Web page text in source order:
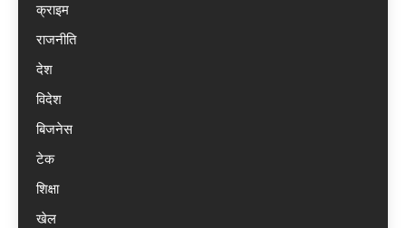
क्राइम
राजनीति
देश
विदेश
बिजनेस
टेक
शिक्षा
खेल